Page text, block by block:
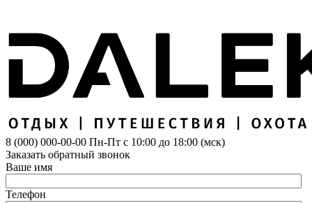
8 (000) 000-00-00 Пн-Пт с 10:00 до 18:00 (мск)
Заказать обратный звонок
Ваше имя
Телефон